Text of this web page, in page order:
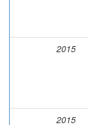
2015
2015